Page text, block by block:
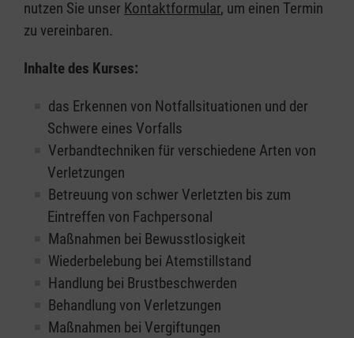
nutzen Sie unser Kontaktformular, um einen Termin
zu vereinbaren.
Inhalte des Kurses:
das Erkennen von Notfallsituationen und der
Schwere eines Vorfalls
Verbandtechniken für verschiedene Arten von
Verletzungen
Betreuung von schwer Verletzten bis zum
Eintreffen von Fachpersonal
Maßnahmen bei Bewusstlosigkeit
Wiederbelebung bei Atemstillstand
Handlung bei Brustbeschwerden
Behandlung von Verletzungen
Maßnahmen bei Vergiftungen